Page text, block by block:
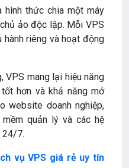
hình thức chia một máy
ảo độc lập. Mỗi VPS
hành riêng và hoạt động
VPS mang lại hiệu năng
hơn và khả năng mở
website doanh nghiệp,
quản lý và các hệ
24/7.
vụ VPS giá rẻ uy tín